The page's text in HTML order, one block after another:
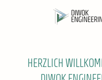
HERZLICH